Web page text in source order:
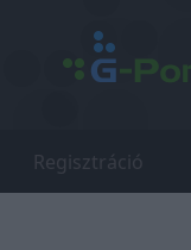
Regisztráció